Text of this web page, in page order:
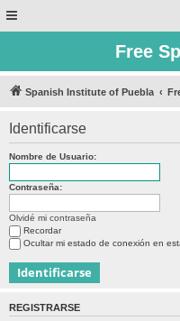
Free
Spanish Institute of Puebla
Identificarse
Nombre de Usuario:
Contraseña:
Olvidé mi contraseña
Recordar
Ocultar mi estado de conexión en
REGISTRARSE